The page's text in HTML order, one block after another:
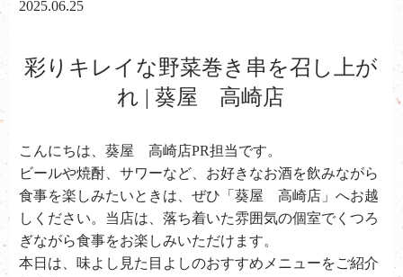
2025.06.25
彩りキレイな野菜巻き串を召し上が
れ | 葵屋 高崎店
こんにちは、葵屋 高崎店PR担当です。
ビールや焼酎、サワーなど、お好きなお酒を飲みながら
食事を楽しみたいときは、ぜひ「葵屋 高崎店」へお越
しください。当店は、落ち着いた雰囲気の個室でくつろ
ぎながら食事をお楽しみいただけます。
本日は、味よし見た目よしのおすすめメニューをご紹介